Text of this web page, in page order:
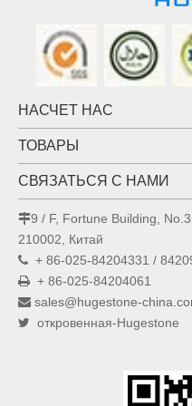
НАСЧЕТ НАС
ТОВАРЫ
СВЯЗАТЬСЯ С НАМИ
9 / F, Fortune Building,
210002, Китай
 + 86-025-84204331 /
 + 86-025-84204061
 sales@hugestone-
 откровенная-Hugestone